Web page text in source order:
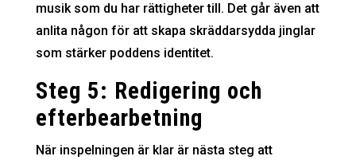
musik som du har rättigheter till. Det går även att
anlita någon för att skapa skräddarsydda jinglar
som stärker poddens identitet.
Steg 5: Redigering och
efterbearbetning
När inspelningen är klar är nästa steg att